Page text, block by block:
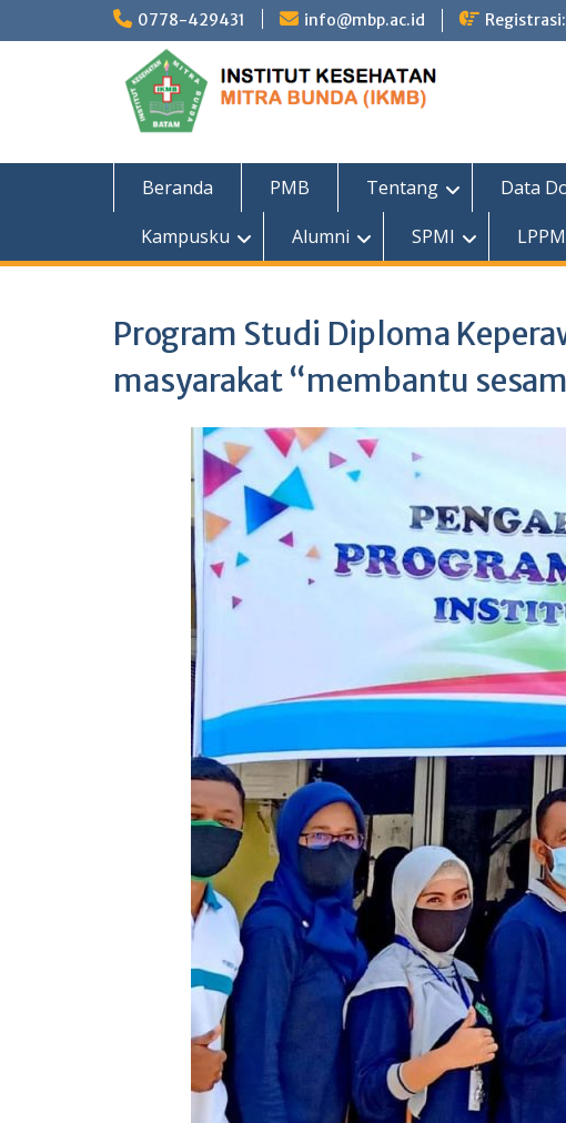
0778-429431 info@mbp.ac.id Registrasi:
Beranda PMB Tentang Data
Kampusku
Alumni SPMI LPPM
Program Studi Diploma
masyarakat “membantu